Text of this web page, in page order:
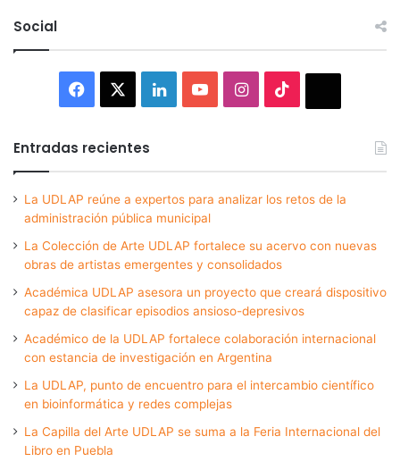
Social
Facebook LinkedInYouTubeInstagram
Entradas recientes
La UDLAP reúne a expertos para analizar los retos de la
administración pública municipal
La Colección de Arte UDLAP fortalece su acervo con nuevas
obras de artistas emergentes y consolidados
Académica UDLAP asesora un proyecto que creará dispositivo
capaz de clasificar episodios ansioso-depresivos
Académico de la UDLAP fortalece colaboración internacional
con estancia de investigación en Argentina
La UDLAP, punto de encuentro para el intercambio científico
en bioinformática y redes complejas
La Capilla del Arte UDLAP se suma a la Feria Internacional del
Libro en Puebla